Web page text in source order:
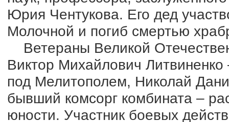
Юрия Чентукова. Его дед
Молочной и погиб смертью
Ветераны Великой
Виктор Михайлович
под Мелитополем, Николай
бывший комсорг комбината –
юности. Участник боевых